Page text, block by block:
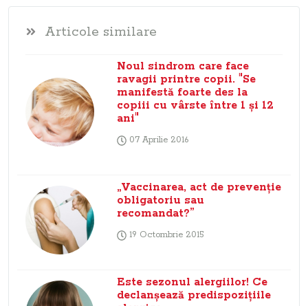
Articole similare
Noul sindrom care face
ravagii printre copii. "Se
manifestă foarte des la
copiii cu vârste între 1 şi 12
ani"
07 Aprilie 2016
„Vaccinarea, act de prevenţie
obligatoriu sau
recomandat?”
19 Octombrie 2015
Este sezonul alergiilor! Ce
declanşează predispoziţiile